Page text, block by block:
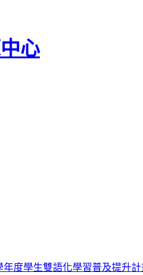
年度學生雙語化學習普及提升